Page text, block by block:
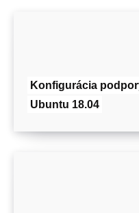
Konfigurácia
Ubuntu 18.04